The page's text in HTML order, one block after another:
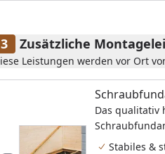
Zusätzliche
Leistungen werden vor Ort
Das qualitativ
haben damit
Stabiles &